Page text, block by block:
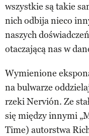
wszystkie są takie
nich odbija nieco
naszych
otaczającą nas w
Wymienione
na bulwarze
rzeki Nervión. Ze
się między innymi
Time) autorstwa